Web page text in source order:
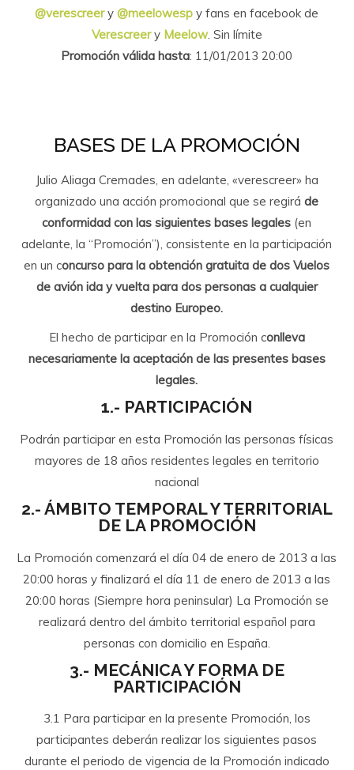
@verescreery@meelowesp y fans en facebook de
Verescreery Meelow. Sin límite
Promoción válida hasta: 11/01/2013 20:00
BASES DE LA PROMOCIÓN
Julio Aliaga Cremades, en adelante, «verescreer» ha
organizado una acción promocional que se regiráde
conformidad con las siguientes bases legales (en
adelante, la “Promoción”), consistente en la participación
en un concurso para la obtención gratuita de dos Vuelos
de avión ida y vuelta para dos personas a cualquier
destino Europeo.
El hecho de participar en la Promoción conlleva
necesariamente la aceptación de las presentes bases
legales.
1.- PARTICIPACIÓN
Podrán participar en esta Promoción las personas físicas
mayores de 18 años residentes legales en territorio
nacional
2.- ÁMBITO TEMPORAL Y TERRITORIAL
DE LA PROMOCIÓN
La Promoción comenzará el día 04 de enero de 2013 a las
20:00 horas y finalizará el día 11 de enero de 2013 a las
20:00 horas (Siempre hora peninsular) La Promoción se
realizará dentro del ámbito territorial español para
personas con domicilio en España.
3.- MECÁNICA Y FORMA DE
PARTICIPACIÓN
3.1 Para participar en la presente Promoción, los
participantes deberán realizar los siguientes pasos
durante el periodo de vigencia de la Promoción indicado